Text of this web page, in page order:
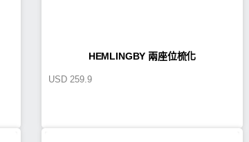
HEMLINGBY 兩座位梳化
USD 259.9